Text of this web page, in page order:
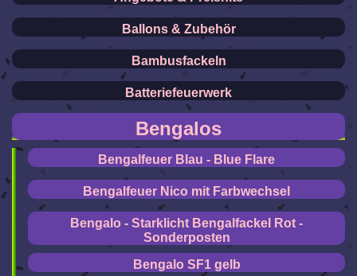
Ballons & Zubehör
Bambusfackeln
Batteriefeuerwerk
Bengalos
Bengalfeuer Blau - Blue Flare
Bengalfeuer Nico mit Farbwechsel
Bengalo - Starklicht Bengalfackel Rot -
Sonderposten
Bengalo SF1 gelb